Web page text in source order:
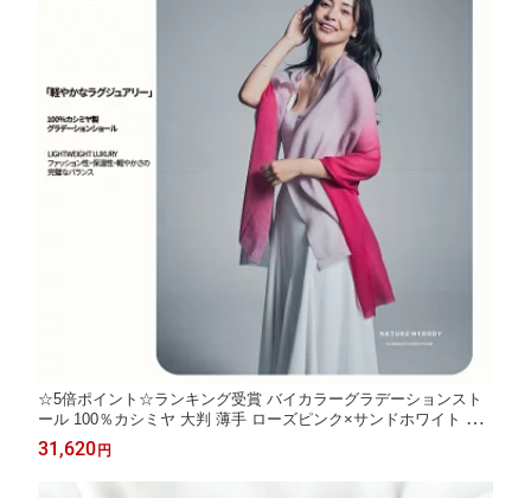
☆5倍ポイント☆ランキング受賞 バイカラーグラデーションスト
ール 100％カシミヤ 大判 薄手 ローズピンク×サンドホワイト 上
質 軽量 エレガント 防寒 ファッション マフラー ショール ストー
ル 70cm×200cm【台湾直送】
31,620 円